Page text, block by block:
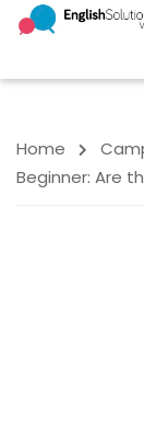
Home
Beginner: Are